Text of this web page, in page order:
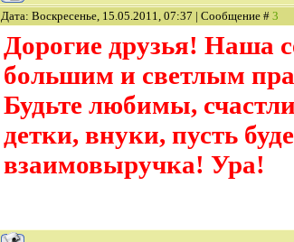
Дата: Воскресенье, 15.05.2011, 07:37 | Сообщение # 3
Дорогие друзья! Наша
большим и светлым
Будьте любимы,
детки, внуки, пусть
взаимовыручка! Ура!